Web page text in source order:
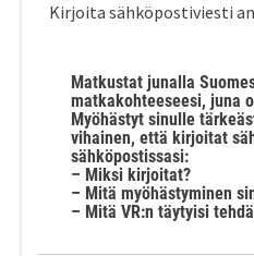
Kirjoita sähköpostiviesti
Matkustat junalla
matkakohteeseesi, juna
Myöhästyt sinulle
vihainen, että kirjoitat
sähköpostissasi:
– Miksi kirjoitat?
– Mitä myöhästyminen
– Mitä VR:n täytyisi